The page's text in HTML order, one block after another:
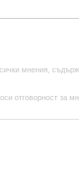
мнения,
отговорност за